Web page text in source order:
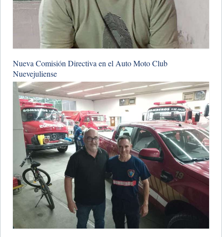
​Nueva Comisión Directiva en el Auto Moto Club
Nuevejuliense